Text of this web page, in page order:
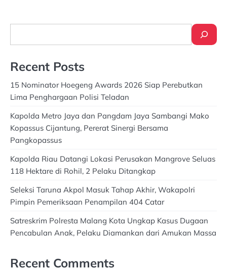
Recent Posts
15 Nominator Hoegeng Awards 2026 Siap Perebutkan
Lima Penghargaan Polisi Teladan
Kapolda Metro Jaya dan Pangdam Jaya Sambangi Mako
Kopassus Cijantung, Pererat Sinergi Bersama
Pangkopassus
Kapolda Riau Datangi Lokasi Perusakan Mangrove Seluas
118 Hektare di Rohil, 2 Pelaku Ditangkap
Seleksi Taruna Akpol Masuk Tahap Akhir, Wakapolri
Pimpin Pemeriksaan Penampilan 404 Catar
Satreskrim Polresta Malang Kota Ungkap Kasus Dugaan
Pencabulan Anak, Pelaku Diamankan dari Amukan Massa
Recent Comments